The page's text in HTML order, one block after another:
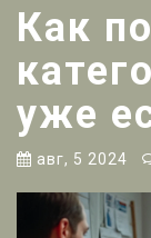
Как
уже
авг, 5 2024